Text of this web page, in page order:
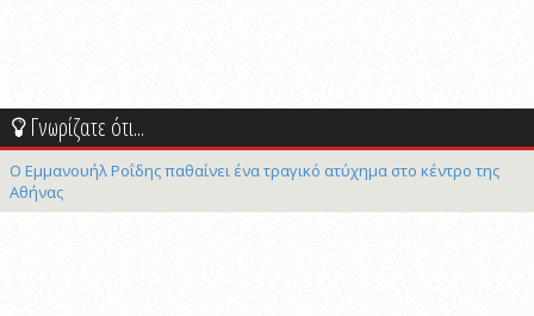
Γνωρίζατε ότι...
Ο Εμμανουήλ Ροΐδης παθαίνει ένα τραγικό ατύχημα στο κέντρο της
Αθήνας